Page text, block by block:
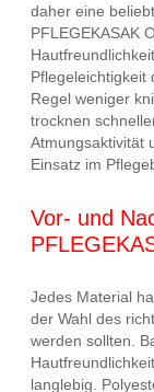
daher eine
PFLEGEKASAK
Pflegeleichtigkeit
Regel weniger
trocknen
Atmungsaktivität
Einsatz im
Vor- und
Jedes Material
der Wahl des
werden sollten.
langlebig.